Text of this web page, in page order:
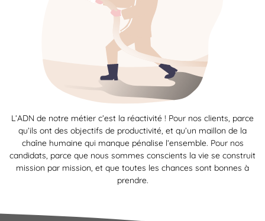
L’ADN de notre métier c’est la réactivité ! Pour nos clients, parce
qu’ils ont des objectifs de productivité, et qu’un maillon de la
chaîne humaine qui manque pénalise l’ensemble. Pour nos
candidats, parce que nous sommes conscients la vie se construit
mission par mission, et que toutes les chances sont bonnes à
prendre.